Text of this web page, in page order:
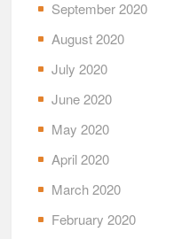
September 2020
August 2020
July 2020
June 2020
May 2020
April 2020
March 2020
February 2020